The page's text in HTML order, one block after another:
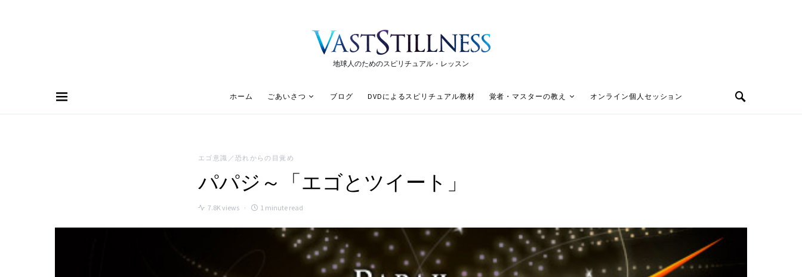
地球人のためのスピリチュアル・レッスン
ホーム ごあいさつ ブログ DVDによるスピリチュアル教材 覚者・マスターの教え オンライン個人セッション
Search for:
エゴ意識／恐れからの目覚め
パパジ～「エゴとツイート」
7.8K views 1 minute read